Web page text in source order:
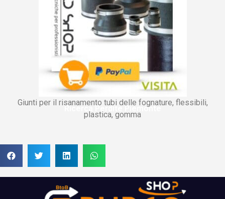
Giunti per il risanamento tubi delle fognature, flessibili,
plastica, gomma
Ricerca Perdite Piemonte